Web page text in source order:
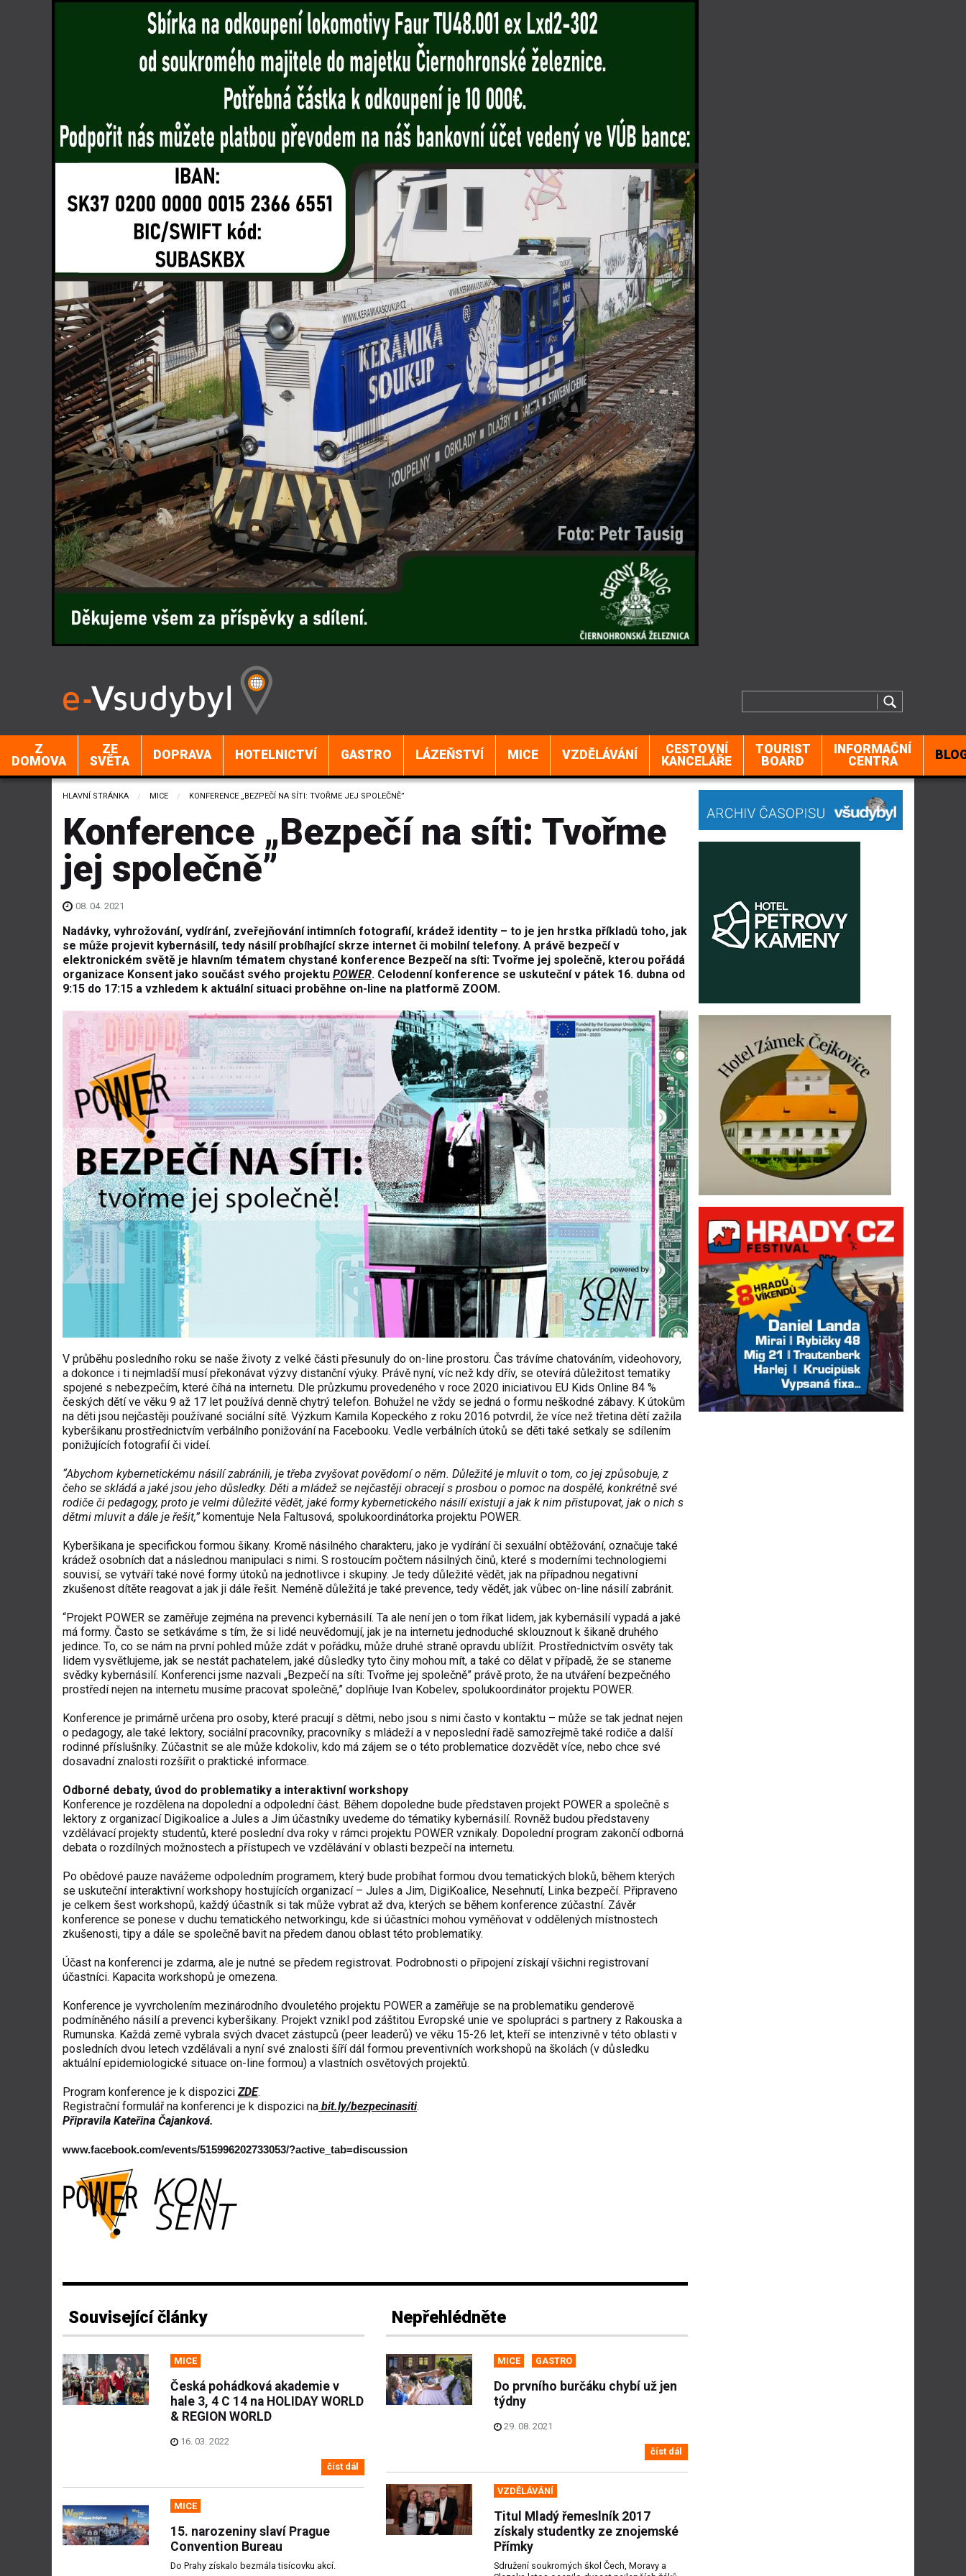
Z
DOMOVA
ZE
SVĚTA
DOPRAVA HOTELNICTVÍ GASTRO LÁZEŇSTVÍ MICE VZDĚLÁVÁNÍ
CESTOVNÍ
KANCELÁŘE
TOURIST
BOARD
INFORMAČNÍ
CENTRA
HLAVNÍ STRÁNKA MICE CURRENT:
KONFERENCE „BEZPEČÍ NA SÍTI: TVOŘME JEJ SPOLEČNĚ”
Konference „Bezpečí na síti: Tvořme
jej společně”
08. 04. 2021
Nadávky, vyhrožování, vydírání, zveřejňování intimních fotografií, krádež identity – to je jen hrstka příkladů toho, jak
se může projevit kybernásilí, tedy násilí probíhající skrze internet či mobilní telefony. A právě bezpečí v
elektronickém světě je hlavním tématem chystané konference Bezpečí na síti: Tvořme jej společně, kterou pořádá
organizace Konsent jako součást svého projektu POWER. Celodenní konference se uskuteční v pátek 16. dubna od
9:15 do 17:15 a vzhledem k aktuální situaci proběhne on-line na platformě ZOOM.
V průběhu posledního roku se naše životy z velké části přesunuly do on-line prostoru. Čas trávíme chatováním, videohovory,
a dokonce i ti nejmladší musí překonávat výzvy distanční výuky. Právě nyní, víc než kdy dřív, se otevírá důležitost tematiky
spojené s nebezpečím, které číhá na internetu. Dle průzkumu provedeného v roce 2020 iniciativou EU Kids Online 84 %
českých dětí ve věku 9 až 17 let používá denně chytrý telefon. Bohužel ne vždy se jedná o formu neškodné zábavy. K útokům
na děti jsou nejčastěji používané sociální sítě. Výzkum Kamila Kopeckého z roku 2016 potvrdil, že více než třetina dětí zažila
kyberšikanu prostřednictvím verbálního ponižování na Facebooku. Vedle verbálních útoků se děti také setkaly se sdílením
ponižujících fotografií či videí.
“Abychom kybernetickému násilí zabránili, je třeba zvyšovat povědomí o něm. Důležité je mluvit o tom, co jej způsobuje, z
čeho se skládá a jaké jsou jeho důsledky. Děti a mládež se nejčastěji obracejí s prosbou o pomoc na dospělé, konkrétně své
rodiče či pedagogy, proto je velmi důležité vědět, jaké formy kybernetického násilí existují a jak k nim přistupovat, jak o nich s
dětmi mluvit a dále je řešit,” komentuje Nela Faltusová, spolukoordinátorka projektu POWER.
Kyberšikana je specifickou formou šikany. Kromě násilného charakteru, jako je vydírání či sexuální obtěžování, označuje také
krádež osobních dat a následnou manipulaci s nimi. S rostoucím počtem násilných činů, které s moderními technologiemi
souvisí, se vytváří také nové formy útoků na jednotlivce i skupiny. Je tedy důležité vědět, jak na případnou negativní
zkušenost dítěte reagovat a jak ji dále řešit. Neméně důležitá je také prevence, tedy vědět, jak vůbec on-line násilí zabránit.
“Projekt POWER se zaměřuje zejména na prevenci kybernásilí. Ta ale není jen o tom říkat lidem, jak kybernásilí vypadá a jaké
má formy. Často se setkáváme s tím, že si lidé neuvědomují, jak je na internetu jednoduché sklouznout k šikaně druhého
jedince. To, co se nám na první pohled může zdát v pořádku, může druhé straně opravdu ublížit. Prostřednictvím osvěty tak
lidem vysvětlujeme, jak se nestát pachatelem, jaké důsledky tyto činy mohou mít, a také co dělat v případě, že se staneme
svědky kybernásilí. Konferenci jsme nazvali „Bezpečí na síti: Tvořme jej společně” právě proto, že na utváření bezpečného
prostředí nejen na internetu musíme pracovat společně,” doplňuje Ivan Kobelev, spolukoordinátor projektu POWER.
Konference je primárně určena pro osoby, které pracují s dětmi, nebo jsou s nimi často v kontaktu – může se tak jednat nejen
o pedagogy, ale také lektory, sociální pracovníky, pracovníky s mládeží a v neposlední řadě samozřejmě také rodiče a další
rodinné příslušníky. Zúčastnit se ale může kdokoliv, kdo má zájem se o této problematice dozvědět více, nebo chce své
dosavadní znalosti rozšířit o praktické informace.
Odborné debaty, úvod do problematiky a interaktivní workshopy
Konference je rozdělena na dopolední a odpolední část. Během dopoledne bude představen projekt POWER a společně s
lektory z organizací Digikoalice a Jules a Jim účastníky uvedeme do tématiky kybernásilí. Rovněž budou představeny
vzdělávací projekty studentů, které poslední dva roky v rámci projektu POWER vznikaly. Dopolední program zakončí odborná
debata o rozdílných možnostech a přístupech ve vzdělávání v oblasti bezpečí na internetu.
Po obědové pauze navážeme odpoledním programem, který bude probíhat formou dvou tematických bloků, během kterých
se uskuteční interaktivní workshopy hostujících organizací – Jules a Jim, DigiKoalice, Nesehnutí, Linka bezpečí. Připraveno
je celkem šest workshopů, každý účastník si tak může vybrat až dva, kterých se během konference zúčastní. Závěr
konference se ponese v duchu tematického networkingu, kde si účastníci mohou vyměňovat v oddělených místnostech
zkušenosti, tipy a dále se společně bavit na předem danou oblast této problematiky.
Účast na konferenci je zdarma, ale je nutné se předem registrovat. Podrobnosti o připojení získají všichni registrovaní
účastníci. Kapacita workshopů je omezena.
Konference je vyvrcholením mezinárodního dvouletého projektu POWER a zaměřuje se na problematiku genderově
podmíněného násilí a prevenci kyberšikany. Projekt vznikl pod záštitou Evropské unie ve spolupráci s partnery z Rakouska a
Rumunska. Každá země vybrala svých dvacet zástupců (peer leaderů) ve věku 15-26 let, kteří se intenzivně v této oblasti v
posledních dvou letech vzdělávali a nyní své znalosti šíří dál formou preventivních workshopů na školách (v důsledku
aktuální epidemiologické situace on-line formou) a vlastních osvětových projektů.
Program konference je k dispoziciZDE.
Registrační formulář na konferenci je k dispozici na bit.ly/bezpecinasiti.
Připravila Kateřina Čajanková.
www.facebook.com/events/515996202733053/?active_tab=discussion
Související články
MICE
Česká pohádková akademie v
hale 3, 4 C 14 na HOLIDAY WORLD
& REGION WORLD
16. 03. 2022
číst dál
MICE
15. narozeniny slaví Prague
Convention Bureau
Do Prahy získalo bezmála tisícovku akcí.
Nepřehlédněte
MICE GASTRO
Do prvního burčáku chybí už jen
týdny
29. 08. 2021
číst dál
VZDĚLÁVÁNÍ
Titul Mladý řemeslník 2017
získaly studentky ze znojemské
Přímky
Sdružení soukromých škol Čech, Moravy a